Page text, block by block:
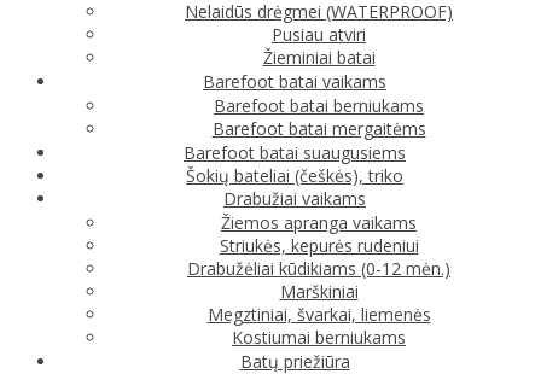
Nelaidūs drėgmei (WATERPROOF)
Pusiau atviri
Žieminiai batai
Barefoot batai vaikams
Barefoot batai berniukams
Barefoot batai mergaitėms
Barefoot batai suaugusiems
Šokių bateliai (češkės), triko
Drabužiai vaikams
Žiemos apranga vaikams
Striukės, kepurės rudeniui
Drabužėliai kūdikiams (0-12 mėn.)
Marškiniai
Megztiniai, švarkai, liemenės
Kostiumai berniukams
Batų priežiūra